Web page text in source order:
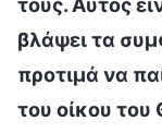
βλάψει τα
προτιμά να
του οίκου του